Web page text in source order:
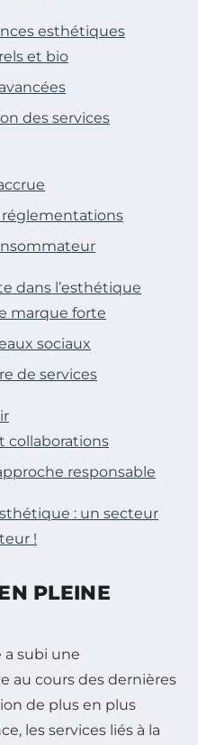
esthétiques
et bio
des services
dans l’esthétique
marque forte
sociaux
de services
collaborations
responsable
: un secteur
!
PLEINE
a subi une
au cours des dernières
de plus en plus
les services liés à la